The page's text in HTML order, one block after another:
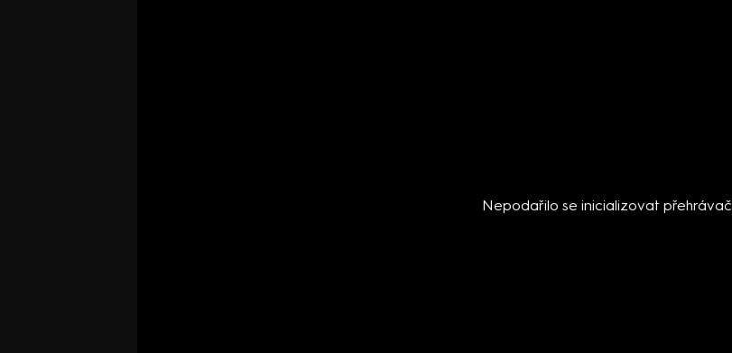
Nepodařilo se inicializovat přehrávač